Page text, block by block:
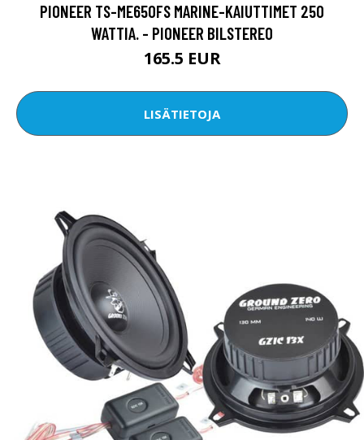
PIONEER TS-ME650FS MARINE-KAIUTTIMET 250
WATTIA. - PIONEER BILSTEREO
165.5 EUR
LISÄTIETOJA